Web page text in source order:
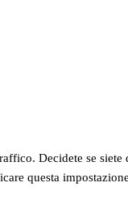
Decidete se siete
questa